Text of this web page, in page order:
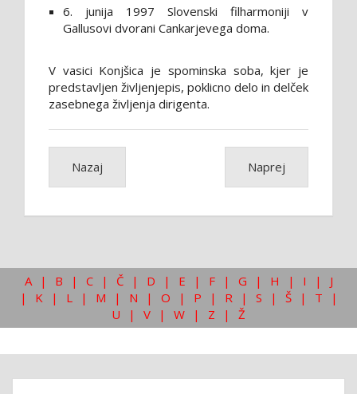
6. junija 1997 Slovenski filharmoniji v
Gallusovi dvorani Cankarjevega doma.
V vasici Konjšica je spominska soba, kjer je
predstavljen življenjepis, poklicno delo in delček
zasebnega življenja dirigenta.
Nazaj Naprej
A | B | C | Č | D | E | F | G | H | I |
J
|
K | L | M | N | O | P | R | S | Š | T
|
U
| V | W | Z | Ž